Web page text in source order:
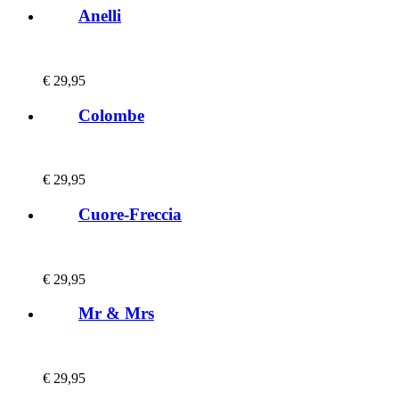
Anelli
€ 29,95
Colombe
€ 29,95
Cuore-Freccia
€ 29,95
Mr & Mrs
€ 29,95